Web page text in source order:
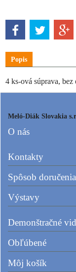
Popis
4 ks-ová súprava, bez
Meló-Diák Slovakia
O nás
Kontakty
Spôsob doručenia
Výstavy
Demonštračné
Obľúbené
Môj košík